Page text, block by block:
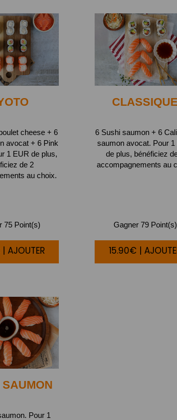
cheese + 6
avocat + 6 Pink
1 EUR de plus,
de 2
au choix.
75 Point(s)
AJOUTER
CLASSIQUE
6 Sushi saumon + 6
saumon avocat. Pour 1
de plus, bénéficiez
accompagnements au
Gagner 79 Point(s)
15.90€ |
SAUMON
Pour 1